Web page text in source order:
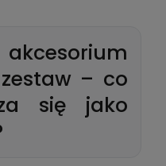
– co
się jako